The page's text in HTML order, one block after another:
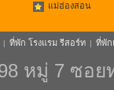
แม่ฮ่องสอน
| ที่พัก โรงแรม รีสอร์ท | ที่พัก
หมู่ 7 ซอ